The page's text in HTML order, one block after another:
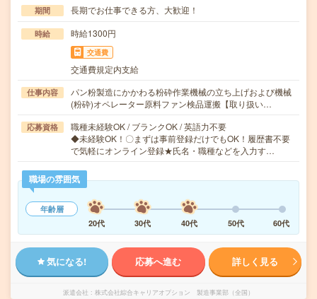
期間 長期でお仕事できる方、大歓迎！
時給 時給1300円
交通費
交通費規定内支給
仕事内容
パン粉製造にかかわる粉砕作業機械の立ち上げおよび機械
(粉砕)オペレーター原料ファン検品運搬【取り扱い…
応募資格
職種未経験OK / ブランクOK / 英語力不要
◆未経験OK！〇まずは事前登録だけでもOK！履歴書不要
で気軽にオンライン登録★氏名・職種などを入力す…
職場の雰囲気
年齢層
20代
30代 40代 50代 60代
気になる! 応募へ進む 詳しく見る
派遣会社 株式会社綜合キャリアオプション 製造事業部（全国）